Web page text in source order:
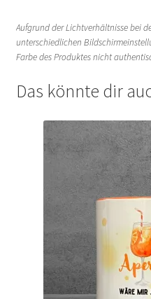
Aufgrund der Lichtverhältnisse bei
unterschiedlichen
Farbe des Produktes nicht
Das könnte dir